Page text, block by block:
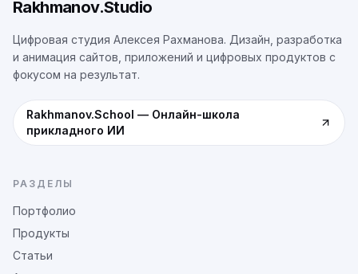
Rakhmanov.Studio
Цифровая студия Алексея Рахманова. Дизайн, разработка
и анимация сайтов, приложений и цифровых продуктов с
фокусом на результат.
Rakhmanov.School — Онлайн-школа
прикладного ИИ
РАЗДЕЛЫ
Портфолио
Продукты
Статьи